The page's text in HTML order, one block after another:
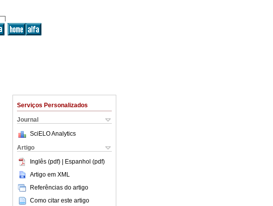
Serviços Personalizados
Journal
SciELO Analytics
Artigo
Inglês (pdf) | Espanhol (pdf)
Artigo em XML
Referências do artigo
Como citar este artigo